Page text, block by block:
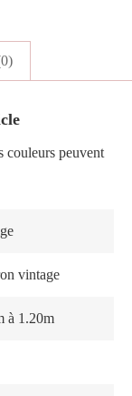
couleurs peuvent
vintage
à 1.20m